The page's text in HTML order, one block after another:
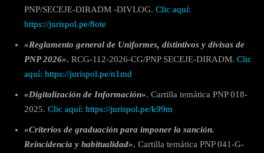
PNP/SECEJE-DIRADM -DIVLOG. Clic aquí:
https://jurispol.pe/8ote
«Reglamento general de Uniformes, distintivos y divisas de
PNP 2026». RCG-112-2026-CG/PNP SECEJE-DIRADM. Clic
aquí: https://jurispol.pe/n1md
«Digitalización de Información». Cartilla temática PNP 018-
2025. Clic aquí: https://jurispol.pe/k99m
«Criterios de graduación para imponer la sanción.
Reincidencia y habitualidad». Cartilla temática PNP 041-G-